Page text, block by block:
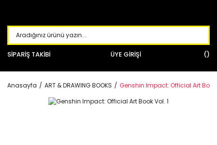
SİPARİŞ TAKİBİ ÜYE GİRİŞİ
Anasayfa ART & DRAWING BOOKS Genshin Impact: Official Art Book